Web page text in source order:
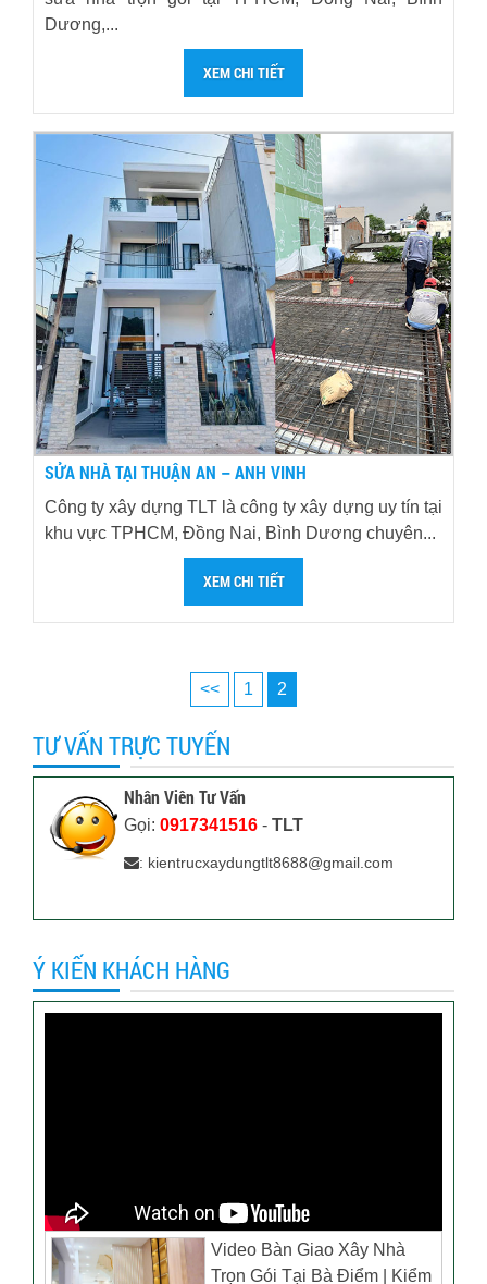
Dương,...
XEM CHI TIẾT
SỬA NHÀ TẠI THUẬN AN – ANH VINH
Công ty xây dựng TLT là công ty xây dựng uy tín tại
khu vực TPHCM, Đồng Nai, Bình Dương chuyên...
XEM CHI TIẾT
<< 1 2
TƯ VẤN TRỰC TUYẾN
Nhân Viên Tư Vấn
Gọi:0917341516 -TLT
: kientrucxaydungtlt8688@gmail.com
Ý KIẾN KHÁCH HÀNG
Video Bàn Giao Xây Nhà
Trọn Gói Tại Bà Điểm | Kiểm